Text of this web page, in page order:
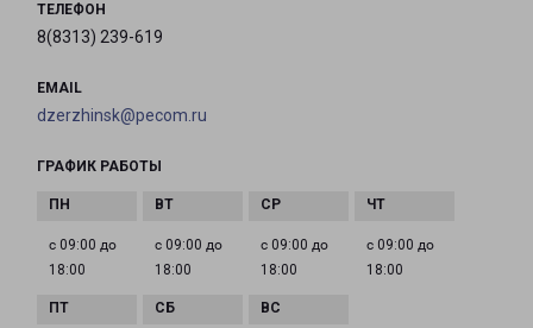
ТЕЛЕФОН
8(8313) 239-619
EMAIL
dzerzhinsk@pecom.ru
ГРАФИК РАБОТЫ
с 09:00 до
18:00
с 09:00 до
18:00
с 09:00 до
18:00
с 09:00 до
18:00